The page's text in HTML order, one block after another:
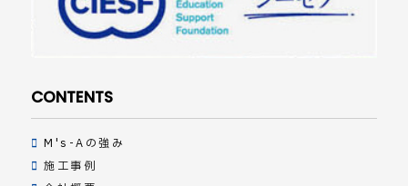
CONTENTS
M's-Aの強み
施工事例